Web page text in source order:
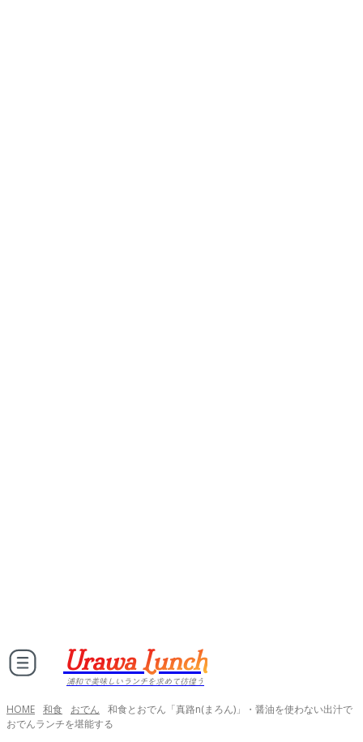
Urawa Lunch
浦和で美味しいランチを求めて彷徨う
HOME 和食 おでん
和食とおでん「真路n(まろん)」・醤油を使わない出汁で
おでんランチを堪能する